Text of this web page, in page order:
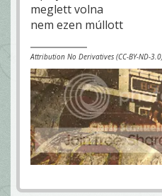
meglett volna
nem ezen múllott
Attribution No Derivatives (CC-BY-ND-